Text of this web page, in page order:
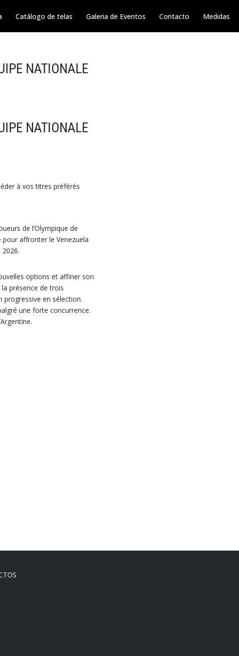
Catálogo de telas Galeria de Eventos Contacto Medidas
NATIONALE
NATIONALE
à vos titres préférés
de l’Olympique de
affronter le Venezuela
options et affiner son
présence de trois
en sélection.
une forte concurrence.